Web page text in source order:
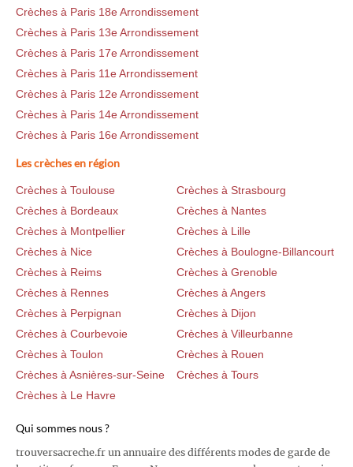
Crèches à Paris 18e Arrondissement
Crèches à Paris 13e Arrondissement
Crèches à Paris 17e Arrondissement
Crèches à Paris 11e Arrondissement
Crèches à Paris 12e Arrondissement
Crèches à Paris 14e Arrondissement
Crèches à Paris 16e Arrondissement
Les crèches en région
Crèches à Toulouse
Crèches à Strasbourg
Crèches à Bordeaux
Crèches à Nantes
Crèches à Montpellier
Crèches à Lille
Crèches à Nice
Crèches à Boulogne-Billancourt
Crèches à Reims
Crèches à Grenoble
Crèches à Rennes
Crèches à Angers
Crèches à Perpignan
Crèches à Dijon
Crèches à Courbevoie
Crèches à Villeurbanne
Crèches à Toulon
Crèches à Rouen
Crèches à Asnières-sur-Seine
Crèches à Tours
Crèches à Le Havre
Qui sommes nous ?
trouversacreche.fr un annuaire des différents modes de garde de